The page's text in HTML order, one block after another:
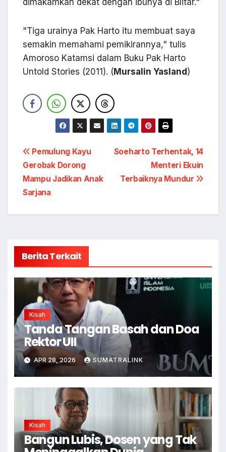
dimakamkan dekat dengan ibunya di Blitar."
"Tiga urainya Pak Harto itu membuat saya
semakin memahami pemikirannya," tulis
Amoroso Katamsi dalam Buku Pak Harto
Untold Stories (2011). ( Mursalin Yasland )
Navigasi
pos
Soeharto Terhentak, 14
Menteri Ekuin
Terbaiknya Mundur
Pemulung Kayu
Gerobak Dorong
Mampu Jadikan Anak
Sarjana
Berita Terkait
Kisah
Tanda Tangan Basah dan Doa
Rektor UII
APR 28, 2026 SUMATRALINK
Kisah
Bangun Lubis, Dosen yang Tak